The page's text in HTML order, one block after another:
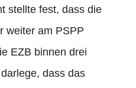
stellte fest, dass die
weiter am PSPP
EZB binnen drei
dass das